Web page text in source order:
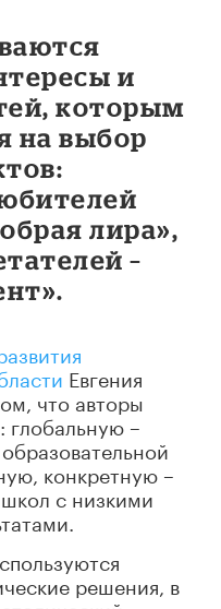
и
которым
на выбор
лира»,
–
Евгения
что авторы
глобальную –
конкретную –
с низкими
решения, в